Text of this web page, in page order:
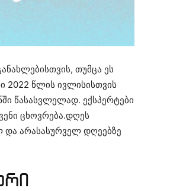
თუმცა ეს
2022 წლის ივლისისთვის
წასასვლელად. ექსპერტები
ცხოვრება.დღეს
და არასასურველ დღეებზე